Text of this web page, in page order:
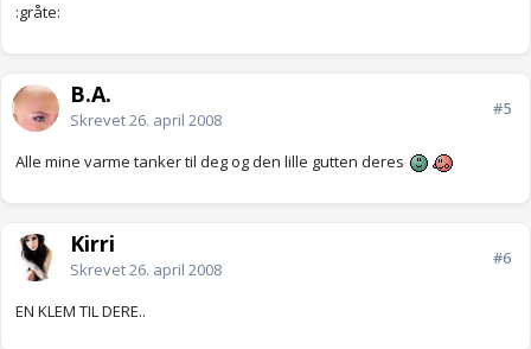
:gråte:
B.A.
Skrevet26. april 2008
#5
Alle mine varme tanker til deg og den lille gutten deres
Kirri
Skrevet26. april 2008
#6
EN KLEM TIL DERE..